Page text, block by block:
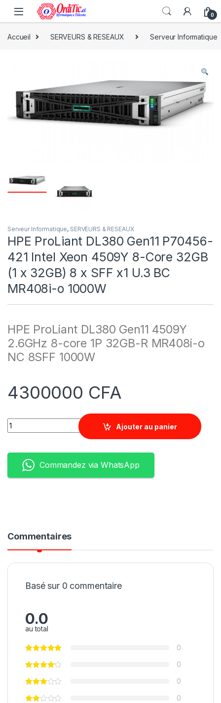
0
Accueil SERVEURS & RESEAUX Serveur Informatique
Serveur Informatique, SERVEURS & RESEAUX
HPE ProLiant DL380 Gen11 P70456-
421 Intel Xeon 4509Y 8-Core 32GB
(1 x 32GB) 8 x SFF x1 U.3 BC
MR408i-o 1000W
HPE ProLiant DL380 Gen11 4509Y
2.6GHz 8-core 1P 32GB-R MR408i-o
NC 8SFF 1000W
4300000 CFA
Quantity
Ajouter au panier
Commandez via WhatsApp
Commentaires
Basé sur 0 commentaire
0.0
au total
0
0
0
0